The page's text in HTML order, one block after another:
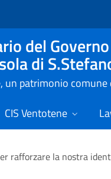
del
di
un patrimonio comune
CIS Ventotene
rafforzare la nostra